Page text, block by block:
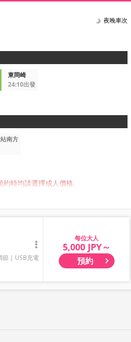
夜晚車次
東岡崎
24:10出發
南方
時均請選擇成人價格。
，因此敬請提前自行委託業者托運。
物等大件行李，敬請理解與見諒。
節
USB充電
大人
5,000 JPY～
預約